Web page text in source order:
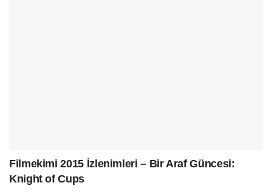
Filmekimi 2015 İzlenimleri – Bir Araf Güncesi:
Knight of Cups